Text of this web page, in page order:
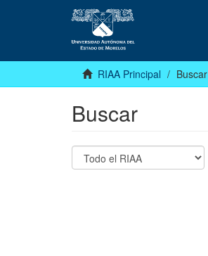
RIAA Principal Buscar
Buscar